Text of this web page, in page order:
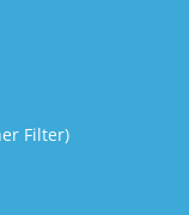
Filter)